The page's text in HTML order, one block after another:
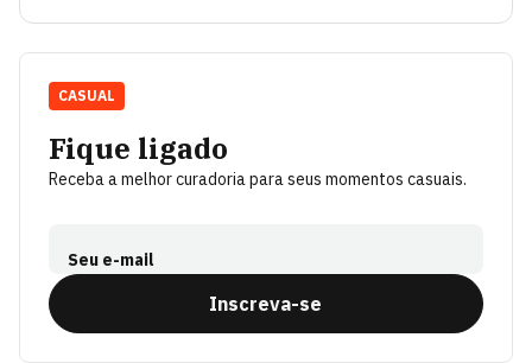
Fique ligado
Receba a melhor curadoria para seus momentos casuais.
Seu e-mail
Inscreva-se
CASUAL